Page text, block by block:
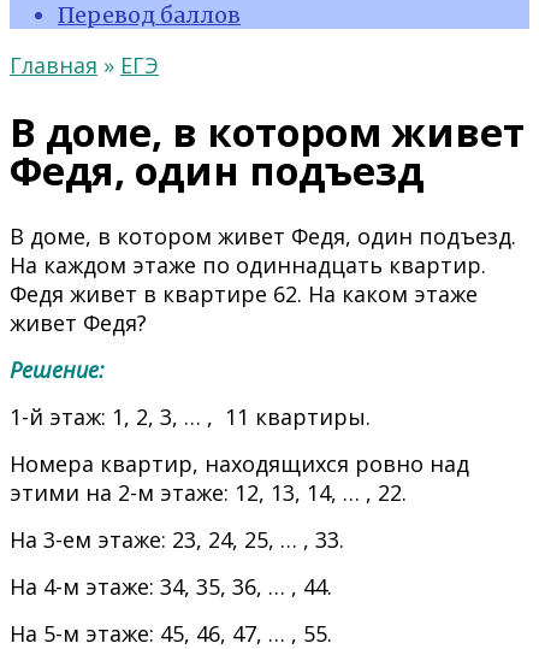
Перевод баллов
Главная » ЕГЭ
В доме, в котором живет
Федя, один подъезд
В доме, в котором живет Федя, один подъезд.
На каждом этаже по одиннадцать квартир.
Федя живет в квартире 62. На каком этаже
живет Федя?
Решение:
1-й этаж: 1, 2, 3, … , 11 квартиры.
Номера квартир, находящихся ровно над
этими на 2-м этаже: 12, 13, 14, … , 22.
На 3-ем этаже: 23, 24, 25, … , 33.
На 4-м этаже: 34, 35, 36, … , 44.
На 5-м этаже: 45, 46, 47, … , 55.